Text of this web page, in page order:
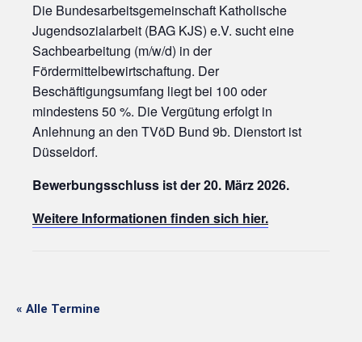
Die Bundesarbeitsgemeinschaft Katholische
Jugendsozialarbeit (BAG KJS) e.V. sucht eine
Sachbearbeitung (m/w/d) in der
Fördermittelbewirtschaftung. Der
Beschäftigungsumfang liegt bei 100 oder
mindestens 50 %. Die Vergütung erfolgt in
Anlehnung an den TVöD Bund 9b. Dienstort ist
Düsseldorf.
Bewerbungsschluss ist der 20. März 2026.
Weitere Informationen finden sich hier.
« Alle Termine